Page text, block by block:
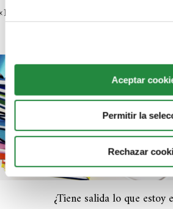
Aceptar
Permitir la
Rechazar
Km», «El niño» y «Vivir es
preseleccionadas para
¿Tiene salida lo que estoy